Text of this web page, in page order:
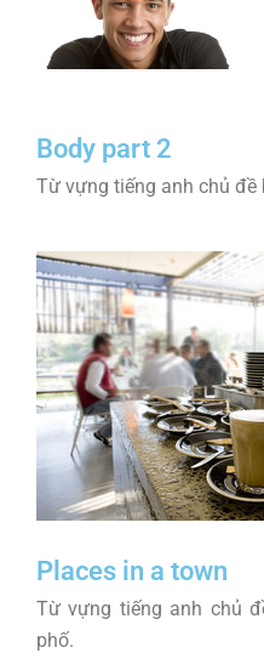
Body part 2
Từ vựng tiếng anh chủ đề
Places in a town
Từ vựng tiếng anh chủ
phố.